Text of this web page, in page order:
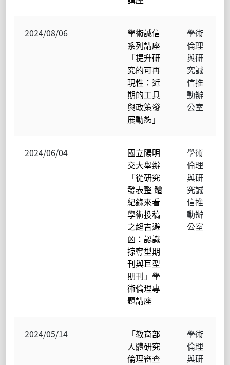
2024/08/06
學術誠信
系列講座
「提升研
究的可再
現性：近
期的工具
與政策發
展動態」
學術
倫理
與研
究誠
信推
動辦
公室
2024/06/04
國立陽明
交大舉辦
「從研究
發表整 體
紀錄來看
學術投稿
之趨吉避
凶：認識
掠奪型期
刊與巨型
期刊」學
術倫理專
題講座
學術
倫理
與研
究誠
信推
動辦
公室
2024/05/14
「教育部
人體研究
倫理審查
學術
倫理
與研